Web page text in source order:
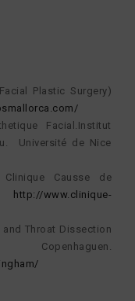
Plastic Surgery)
Facial.Institut
Université de Nice
Clinique Causse de
http://www.clinique-
and Throat Dissection